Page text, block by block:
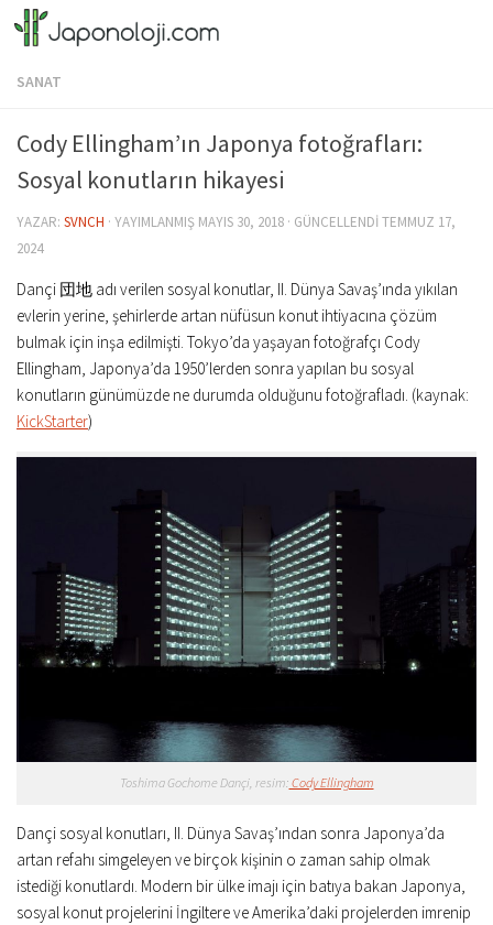
Skip to content
SANAT
Cody Ellingham’ın Japonya fotoğrafları:
Sosyal konutların hikayesi
YAZAR: SVNCH · YAYIMLANMIŞ MAYIS 30, 2018 · GÜNCELLENDI TEMMUZ 17,
2024
Dançi 団地 adı verilen sosyal konutlar, II. Dünya Savaş’ında yıkılan
evlerin yerine, şehirlerde artan nüfüsun konut ihtiyacına çözüm
bulmak için inşa edilmişti. Tokyo’da yaşayan fotoğrafçı Cody
Ellingham, Japonya’da 1950’lerden sonra yapılan bu sosyal
konutların günümüzde ne durumda olduğunu fotoğrafladı. (kaynak:
KickStarter)
Toshima Gochome Dançi, resim: Cody Ellingham
Dançi sosyal konutları, II. Dünya Savaş’ından sonra Japonya’da
artan refahı simgeleyen ve birçok kişinin o zaman sahip olmak
istediği konutlardı. Modern bir ülke imajı için batıya bakan Japonya,
sosyal konut projelerini İngiltere ve Amerika’daki projelerden imrenip